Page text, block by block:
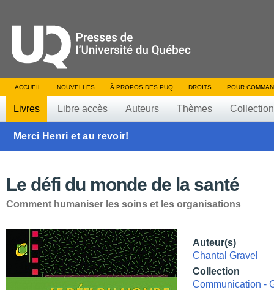
ACCUEIL NOUVELLES À PROPOS DES PUQ DROITS POUR
Livres Libre accès Auteurs Thèmes
Merci Henri et au revoir!
Le défi du monde de la santé
Comment humaniser les soins et les organisations
Auteur(s)
Chantal Gravel
Collection
Communication -